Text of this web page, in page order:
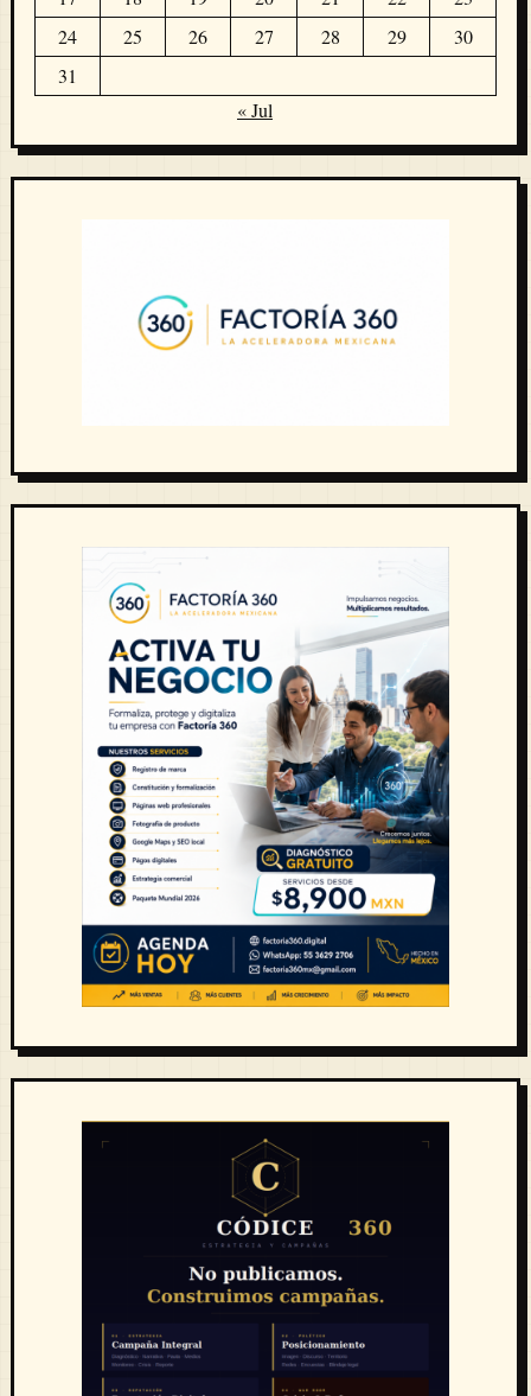
24
25 26 27 28 29
30
31
« Jul